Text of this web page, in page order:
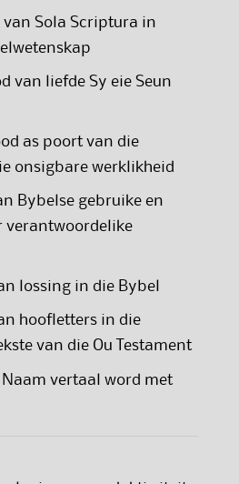
van Sola Scriptura in
van liefde Sy eie Seun
as poort van die
onsigbare werklikheid
Bybelse gebruike en
verantwoordelike
lossing in die Bybel
hoofletters in die
van die Ou Testament
Naam vertaal word met